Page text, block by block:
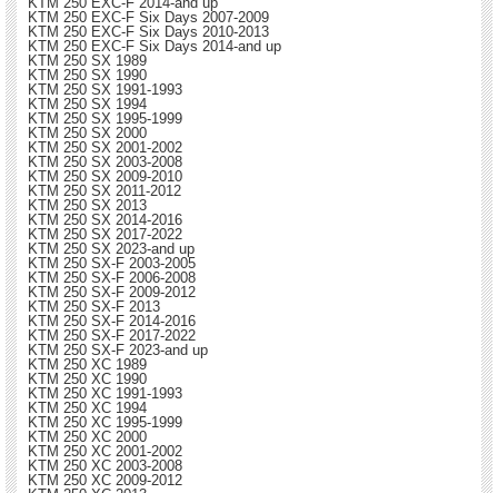
KTM 250 EXC-F Six Days 2007-2009
KTM 250 EXC-F Six Days 2010-2013
KTM 250 EXC-F Six Days 2014-and up
KTM 250 SX 1989
KTM 250 SX 1990
KTM 250 SX 1991-1993
KTM 250 SX 1994
KTM 250 SX 1995-1999
KTM 250 SX 2000
KTM 250 SX 2001-2002
KTM 250 SX 2003-2008
KTM 250 SX 2009-2010
KTM 250 SX 2011-2012
KTM 250 SX 2013
KTM 250 SX 2014-2016
KTM 250 SX 2017-2022
KTM 250 SX 2023-and up
KTM 250 SX-F 2003-2005
KTM 250 SX-F 2006-2008
KTM 250 SX-F 2009-2012
KTM 250 SX-F 2013
KTM 250 SX-F 2014-2016
KTM 250 SX-F 2017-2022
KTM 250 SX-F 2023-and up
KTM 250 XC 1989
KTM 250 XC 1990
KTM 250 XC 1991-1993
KTM 250 XC 1994
KTM 250 XC 1995-1999
KTM 250 XC 2000
KTM 250 XC 2001-2002
KTM 250 XC 2003-2008
KTM 250 XC 2009-2012